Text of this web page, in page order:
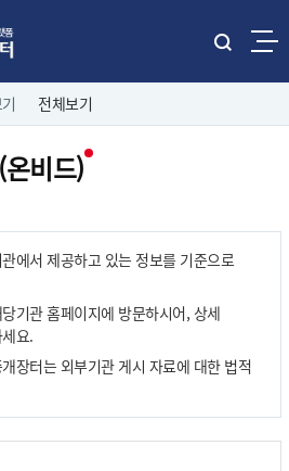
통
전체보기
비드)
에서 제공하고 있는 정보를 기준으로
기관 홈페이지에 방문하시어, 상세
요.
장터는 외부기관 게시 자료에 대한 법적
팝니다
제조/유통업체 매물
삽니다